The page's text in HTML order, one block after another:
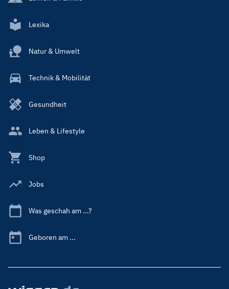
Lexika
Natur & Umwelt
Technik & Mobilität
Gesundheit
Leben & Lifestyle
Shop
Jobs
Was geschah am ...?
Geboren am ...